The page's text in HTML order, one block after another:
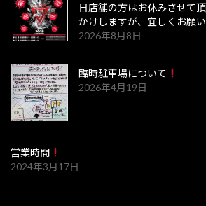
日店舗の方はお休みさせて
かけしますが、宜しくお願い
2026年8月8日
臨時駐車場について
2026年4月19日
営業時間
2024年3月17日